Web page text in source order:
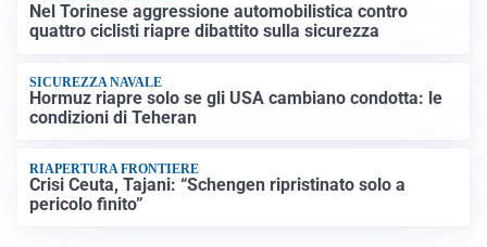
Nel Torinese aggressione automobilistica contro
quattro ciclisti riapre dibattito sulla sicurezza
SICUREZZA NAVALE
Hormuz riapre solo se gli USA cambiano condotta: le
condizioni di Teheran
RIAPERTURA FRONTIERE
Crisi Ceuta, Tajani: “Schengen ripristinato solo a
pericolo finito”